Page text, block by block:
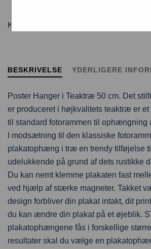
Kategori:
BESKRIVELSE YDERLIGERE
Poster Hanger i Teaktræ 50 cm. Det
er produceret i højkvalitets teaktræ er
til standard fotorammen til ophængning
I modsætning til den klassiske
plakatophæng i træ en trendy tilføjelse
udelukkende på grund af dets rustikke
Du kan nemt klemme plakaten fast
ved hjælp af stærke magneter. Takket
design forbliver din plakat intakt, dit
du kan ændre din plakat på et øjeblik.
plakatophængene fås i forskellige
resultater skal du vælge en